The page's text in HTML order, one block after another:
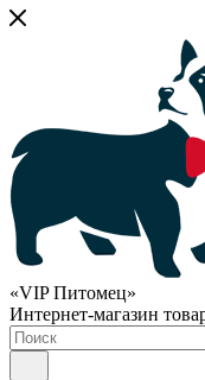
«VIP Питомец»
Интернет-магазин